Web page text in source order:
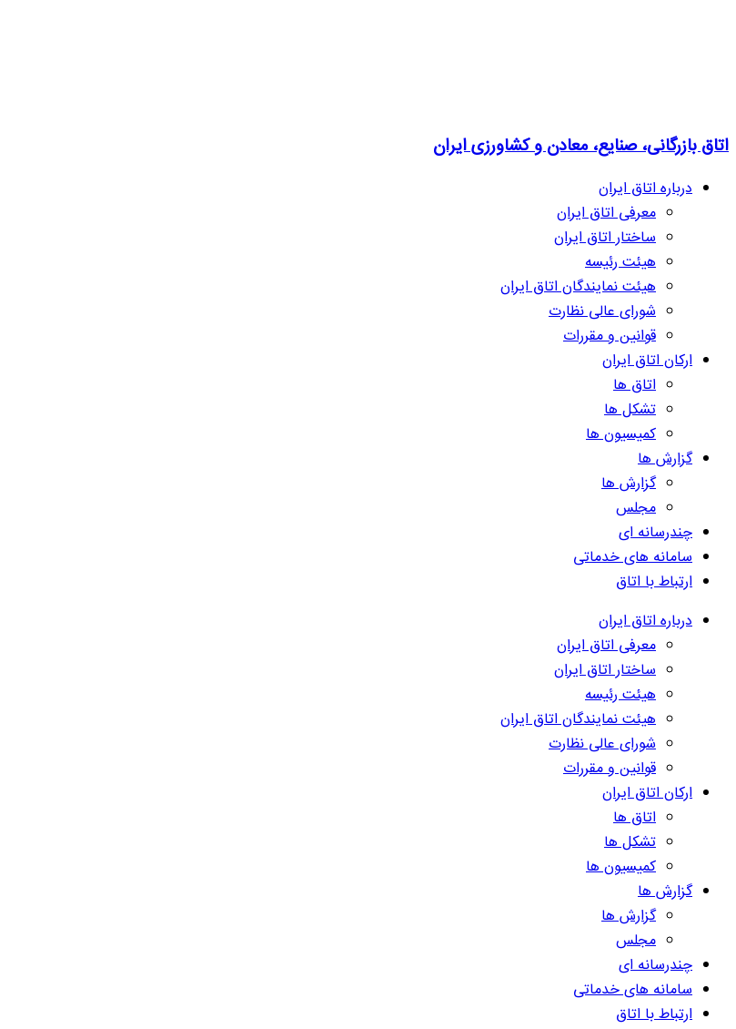
اتاق بازرگانی، صنایع، معادن و کشاورزی ایران
درباره اتاق ایران
معرفی اتاق ایران
ساختار اتاق ایران
هیئت رئیسه
هیئت نمایندگان اتاق ایران
شورای عالی نظارت
قوانین و مقررات
ارکان اتاق ایران
اتاق ها
تشکل ها
کمیسیون ها
گزارش ها
گزارش ها
مجلس
چندرسانه ای
سامانه های خدماتی
ارتباط با اتاق
درباره اتاق ایران
معرفی اتاق ایران
ساختار اتاق ایران
هیئت رئیسه
هیئت نمایندگان اتاق ایران
شورای عالی نظارت
قوانین و مقررات
ارکان اتاق ایران
اتاق ها
تشکل ها
کمیسیون ها
گزارش ها
گزارش ها
مجلس
چندرسانه ای
سامانه های خدماتی
ارتباط با اتاق